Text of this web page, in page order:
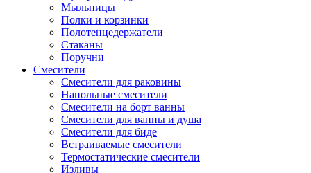
Мыльницы
Полки и корзинки
Полотенцедержатели
Стаканы
Поручни
Смесители
Смесители для раковины
Напольные смесители
Смесители на борт ванны
Смесители для ванны и душа
Смесители для биде
Встраиваемые смесители
Термостатические смесители
Изливы